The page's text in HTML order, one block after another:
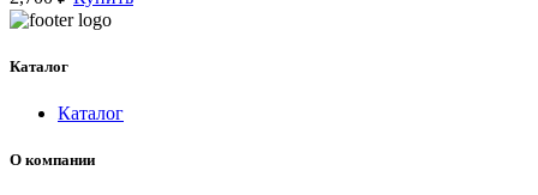
Каталог
Каталог
О компании